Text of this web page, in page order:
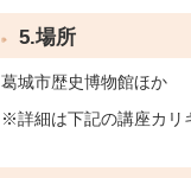
5.場所
葛城市歴史博物館ほか
※詳細は下記の講座カリ